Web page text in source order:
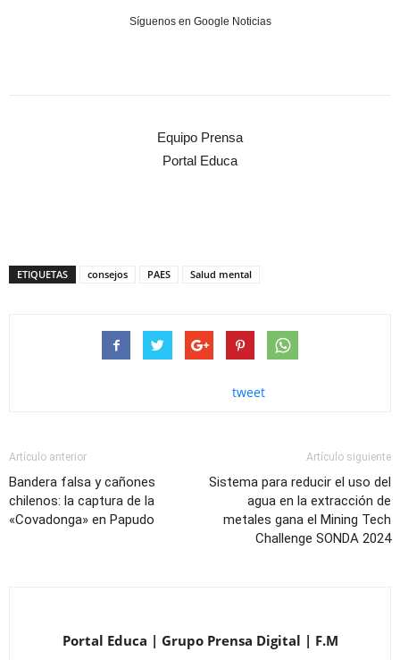
Síguenos en Google Noticias
Equipo Prensa
Portal Educa
ETIQUETAS consejos PAES Salud mental
tweet
Artículo anterior
Bandera falsa y cañones
chilenos: la captura de la
«Covadonga» en Papudo
Artículo siguiente
Sistema para reducir el uso del
agua en la extracción de
metales gana el Mining Tech
Challenge SONDA 2024
Portal Educa | Grupo Prensa Digital | F.M